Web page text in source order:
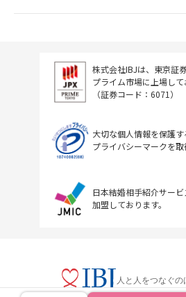
株式会社IBJは、東京証
プライム市場に上場して
（証券コード：6071）
大切な個人情報を保護
プライバシーマークを取
日本結婚相手紹介サービ
加盟しております。
人と人をつなぐの